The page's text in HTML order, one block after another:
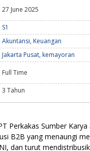
27 June 2025
S1
Akuntansi, Keuangan
Jakarta Pusat, kemayoran
Full Time
3 Tahun
Perkakas Sumber Karya
B2B yang menaungi
dan turut